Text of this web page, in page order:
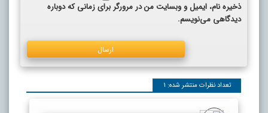
ذخیره نام، ایمیل و وبسایت من در مرورگر برای زمانی که دوباره
دیدگاهی می‌نویسم.
تعداد نظرات منتشر شده: 1